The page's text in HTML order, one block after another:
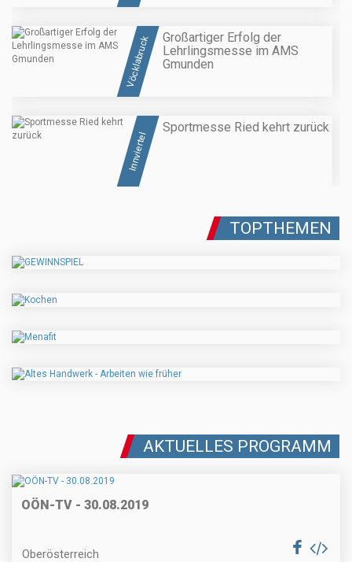
Vöcklabruck
Großartiger Erfolg der
Lehrlingsmesse im AMS
Gmunden
Innviertel
Sportmesse Ried kehrt zurück
TOPTHEMEN
AKTUELLES PROGRAMM
OÖN-TV - 30.08.2019
Oberösterreich